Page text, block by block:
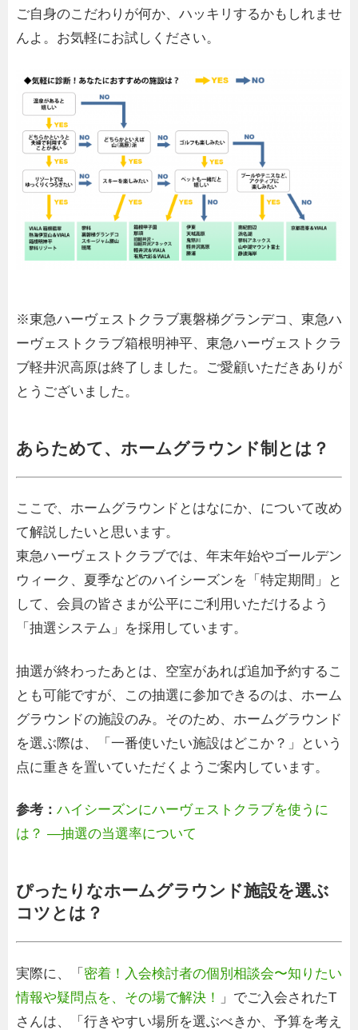
ご自身のこだわりが何か、ハッキリするかもしれませ
んよ。お気軽にお試しください。
※東急ハーヴェストクラブ裏磐梯グランデコ、東急ハ
ーヴェストクラブ箱根明神平、東急ハーヴェストクラ
ブ軽井沢高原は終了しました。ご愛顧いただきありが
とうございました。
あらためて、ホームグラウンド制とは？
ここで、ホームグラウンドとはなにか、について改め
て解説したいと思います。
東急ハーヴェストクラブでは、年末年始やゴールデン
ウィーク、夏季などのハイシーズンを「特定期間」と
して、会員の皆さまが公平にご利用いただけるよう
「抽選システム」を採用しています。
抽選が終わったあとは、空室があれば追加予約するこ
とも可能ですが、この抽選に参加できるのは、ホーム
グラウンドの施設のみ。そのため、ホームグラウンド
を選ぶ際は、「一番使いたい施設はどこか？」という
点に重きを置いていただくようご案内しています。
参考： ハイシーズンにハーヴェストクラブを使うに
は？ ―抽選の当選率について
ぴったりなホームグラウンド施設を選ぶ
コツとは？
実際に、「 密着！入会検討者の個別相談会〜知りたい
情報や疑問点を、その場で解決！
」でご入会されたT
さんは、「行きやすい場所を選ぶべきか、予算を考え